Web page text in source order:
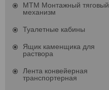
МТМ Монтажный тяговый
механизм
Туалетные кабины
Ящик каменщика для
раствора
Лента конвейерная
транспортерная